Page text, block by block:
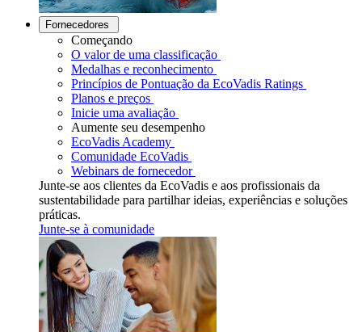
Fornecedores
Começando
O valor de uma classificação
Medalhas e reconhecimento
Princípios de Pontuação da EcoVadis Ratings
Planos e preços
Inicie uma avaliação
Aumente seu desempenho
EcoVadis Academy
Comunidade EcoVadis
Webinars de fornecedor
Junte-se aos clientes da EcoVadis e aos profissionais da
sustentabilidade para partilhar ideias, experiências e soluções
práticas.
Junte-se à comunidade